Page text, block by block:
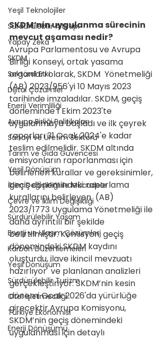
Yeşil Teknolojiler
Sürdürülebilir Altyapı
Yapay Zeka
SKDM
Sektörel Etki
Dijital Çözümler
Enerji Verimliliği
Avrupa Birliği Politikaları
Sanayi ve Üretim Sektörü
Tarım ve Gıda Güvencesi
Yeşil Dönüşüm
İklim Değişikliği ile Mücadele
Çevre ve İklim Değişikliği
Sürdürülebilir Yaşam
Enerji ve Ulaşım Çözümleri
Karbon Düzenlemeleri
Yeşil Dönüşüm
Sürdürülebilir Turizm
Otel İşletmeciliği
Türkiye Ekonomisi
Enerji Dönüşümü
SKDM’nin uygulanma sürecinin
mevcut aşaması nedir?
Avrupa Parlamentosu ve Avrupa
Birliği Konseyi, ortak yasama
organları olarak, SKDM  Yönetmeliği
(AB) 2023/956'yi 10 Mayıs 2023
tarihinde imzaladılar. SKDM, geçiş
döneminde 1 Ekim 2023'te
uygulanmaya başladı ve ilk çeyrek
raporları 31 Ocak 2024'e kadar
teslim edilmelidir. SKDM altında
emisyonların raporlanması için
belirlenen kurallar ve gereksinimler,
geçiş dönemindeki raporlama
kurallarını belirleyen  (AB)
2023/1773 Uygulama Yönetmeliği ile
daha ayrıntılı bir şekilde
belirtilmiştir. Komisyon, geçiş
dönemindeki SKDM kaydını
oluşturdu, ilave ikincil mevzuatı
hazırlıyor  ve planlanan analizleri
gerçekleştiriyor. SKDM’nin kesin
dönemi Ocak 2026'da yürürlüğe
girecektir.Avrupa Komisyonu,
SKDM’nin geçiş dönemindeki
uygulanması için detaylı